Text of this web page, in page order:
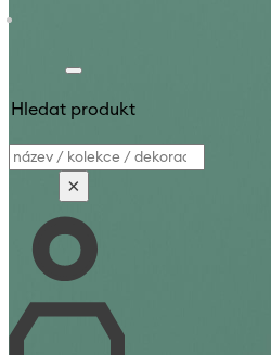
Hledat produkt
Vyhledávání
×